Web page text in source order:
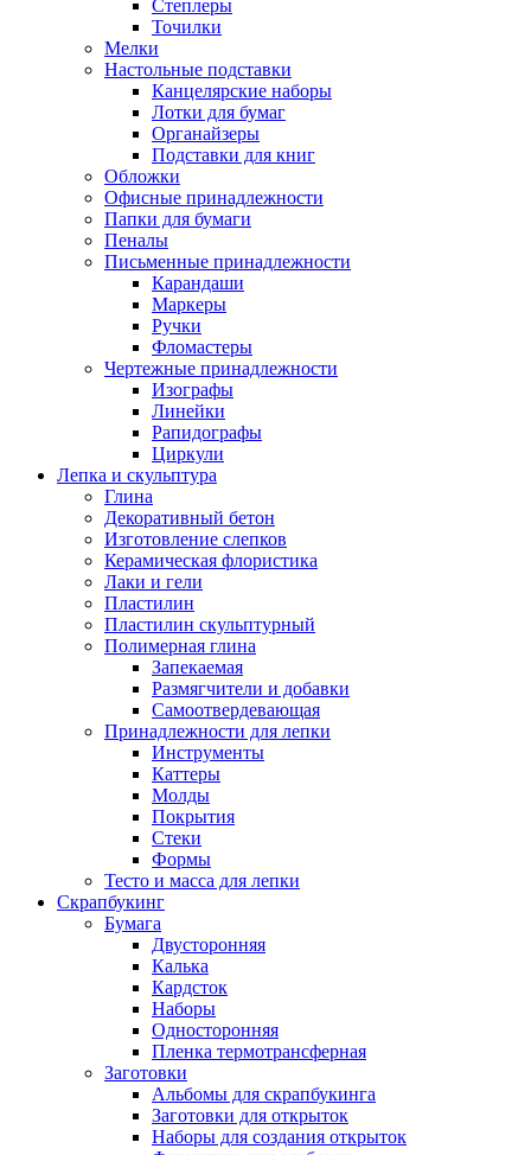
Степлеры
Точилки
Мелки
Настольные подставки
Канцелярские наборы
Лотки для бумаг
Органайзеры
Подставки для книг
Обложки
Офисные принадлежности
Папки для бумаги
Пеналы
Письменные принадлежности
Карандаши
Маркеры
Ручки
Фломастеры
Чертежные принадлежности
Изографы
Линейки
Рапидографы
Циркули
Лепка и скульптура
Глина
Декоративный бетон
Изготовление слепков
Керамическая флористика
Лаки и гели
Пластилин
Пластилин скульптурный
Полимерная глина
Запекаемая
Размягчители и добавки
Самоотвердевающая
Принадлежности для лепки
Инструменты
Каттеры
Молды
Покрытия
Стеки
Формы
Тесто и масса для лепки
Скрапбукинг
Бумага
Двусторонняя
Калька
Кардсток
Наборы
Односторонняя
Пленка термотрансферная
Заготовки
Альбомы для скрапбукинга
Заготовки для открыток
Наборы для создания открыток